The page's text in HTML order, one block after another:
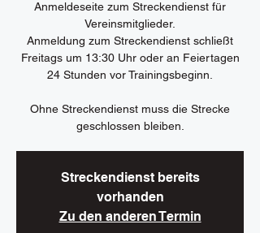
Anmeldeseite zum Streckendienst für
Vereinsmitglieder.
Anmeldung zum Streckendienst schließt
Freitags um 13:30 Uhr oder an Feiertagen
24 Stunden vor Trainingsbeginn.
Ohne Streckendienst muss die Strecke
geschlossen bleiben.
Streckendienst bereits
vorhanden
Zu den anderen Termin